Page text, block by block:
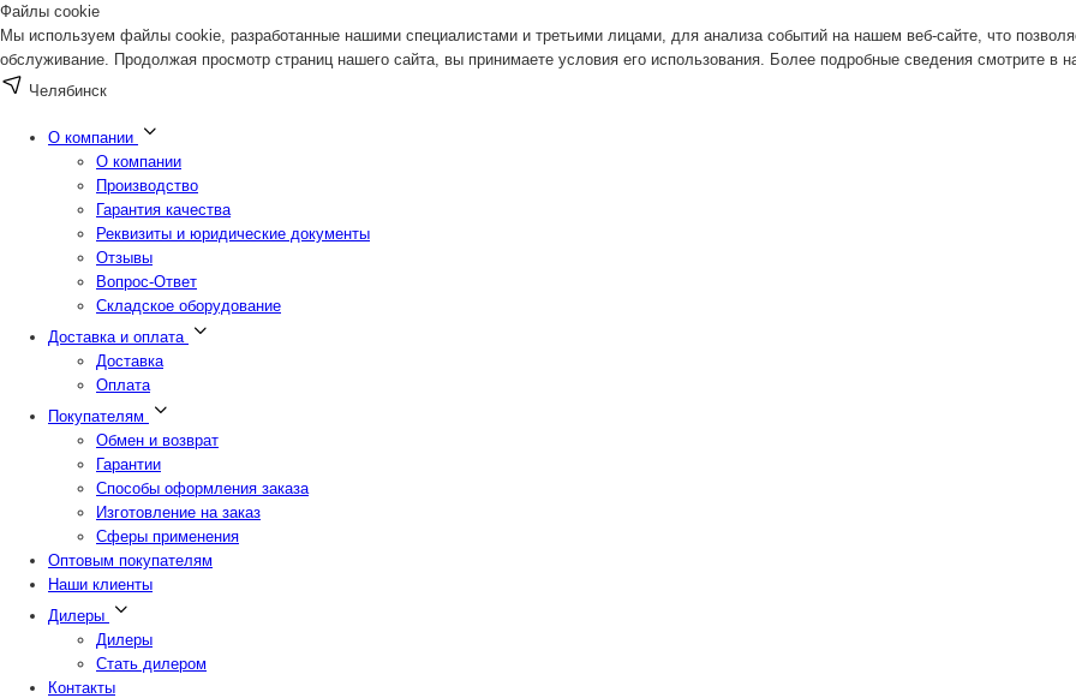
Файлы cookie
Мы используем файлы cookie, разработанные нашими специалистами и третьими лицами, для анализа событий на нашем веб-сайте, что
обслуживание. Продолжая просмотр страниц нашего сайта, вы принимаете условия его использования. Более подробные сведения смотрите в
Челябинск
О компании
О компании
Производство
Гарантия качества
Реквизиты и юридические документы
Отзывы
Вопрос-Ответ
Складское оборудование
Доставка и оплата
Доставка
Оплата
Покупателям
Обмен и возврат
Гарантии
Способы оформления заказа
Изготовление на заказ
Сферы применения
Оптовым покупателям
Наши клиенты
Дилеры
Дилеры
Стать дилером
Контакты